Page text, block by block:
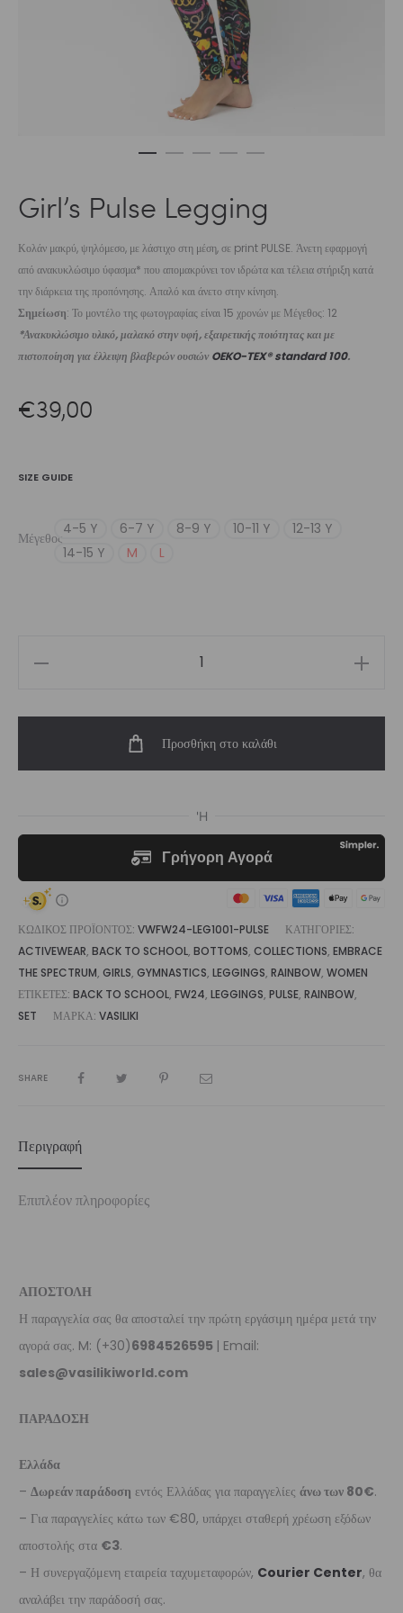
Girl’s Pulse Legging
Κολάν μακρύ, ψηλόμεσο, με λάστιχο στη μέση, σε print PULSE. Άνετη εφαρμογή
από ανακυκλώσιμο ύφασμα* που απομακρύνει τον ιδρώτα και τέλεια στήριξη κατά
την διάρκεια της προπόνησης. Απαλό και άνετο στην κίνηση.
Σημείωση: Το μοντέλο της φωτογραφίας είναι 15 χρονών με Μέγεθος: 12
*Ανακυκλώσιμο υλικό, μαλακό στην υφή, εξαιρετικής ποιότητας και με
πιστοποίηση για έλλειψη βλαβερών ουσιών OEKO-TEX® standard 100.
€39,00
SIZE GUIDE
Μέγεθος
4-5 Y 6-7 Y 8-9 Y 10-11 Y
12-13 Y
14-15 Y
M L
Προσθήκη στο καλάθι
ΚΩΔΙΚΌΣ ΠΡΟΪΌΝΤΟΣ: VWFW24-LEG1001-PULSE
ΚΑΤΗΓΟΡΊΕΣ:
ACTIVEWEAR, BACK TO SCHOOL, BOTTOMS, COLLECTIONS, EMBRACE
THE SPECTRUM, GIRLS, GYMNASTICS, LEGGINGS, RAINBOW, WOMEN
ΕΤΙΚΈΤΕΣ: BACK TO SCHOOL, FW24, LEGGINGS, PULSE, RAINBOW,
SET
ΜΆΡΚΑ: VASILIKI
SHARE
Περιγραφή
Επιπλέον πληροφορίες
ΑΠΟΣΤΟΛΗ
Η παραγγελία σας θα αποσταλεί την πρώτη εργάσιμη ημέρα μετά την
αγορά σας. M: (+30)6984526595 | Email:
sales@vasilikiworld.com
ΠΑΡΑΔΟΣΗ
Ελλάδα
– Δωρεάν παράδοση εντός Ελλάδας για παραγγελίες άνω των 80€.
– Για παραγγελίες κάτω των €80, υπάρχει σταθερή χρέωση εξόδων
αποστολής στα €3.
– Η συνεργαζόμενη εταιρεία ταχυμεταφορών, Courier Center, θα
αναλάβει την παράδοσή σας.